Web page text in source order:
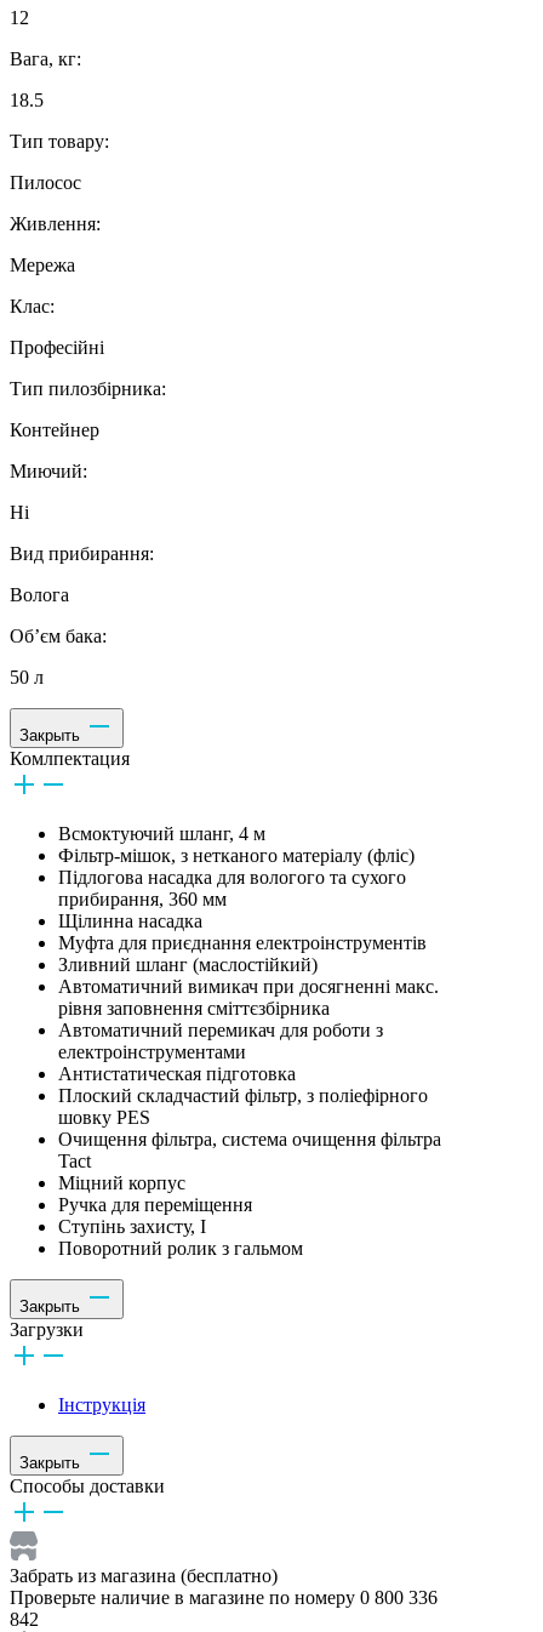
12
Вага, кг:
18.5
Тип товару:
Пилосос
Живлення:
Мережа
Клас:
Професійні
Тип пилозбірника:
Контейнер
Миючий:
Ні
Вид прибирання:
Волога
Об’єм бака:
50 л
Закрыть
Комлпектация
Всмоктуючий шланг, 4 м
Фільтр-мішок, з нетканого матеріалу (фліс)
Підлогова насадка для вологого та сухого
прибирання, 360 мм
Щілинна насадка
Муфта для приєднання електроінструментів
Зливний шланг (маслостійкий)
Автоматичний вимикач при досягненні макс.
рівня заповнення сміттєзбірника
Автоматичний перемикач для роботи з
електроінструментами
Антистатическая підготовка
Плоский складчастий фільтр, з поліефірного
шовку PES
Очищення фільтра, система очищення фільтра
Tact
Міцний корпус
Ручка для переміщення
Ступінь захисту, I
Поворотний ролик з гальмом
Закрыть
Загрузки
Інструкція
Закрыть
Способы доставки
Забрать из магазина (бесплатно)
Проверьте наличие в магазине по номеру 0 800 336
842